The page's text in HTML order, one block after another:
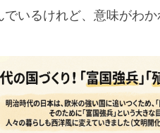
でいるけれど、意味がわ